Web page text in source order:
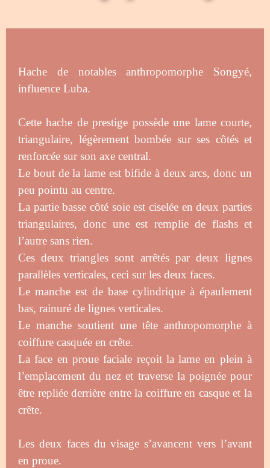
Hache de notables anthropomorphe Songyé,
influence Luba.
Cette hache de prestige possède une lame courte,
triangulaire, légèrement bombée sur ses côtés et
renforcée sur son axe central.
Le bout de la lame est bifide à deux arcs, donc un
peu pointu au centre.
La partie basse côté soie est ciselée en deux parties
triangulaires, donc une est remplie de flashs et
l’autre sans rien.
Ces deux triangles sont arrêtés par deux lignes
parallèles verticales, ceci sur les deux faces.
Le manche est de base cylindrique à épaulement
bas, rainuré de lignes verticales.
Le manche soutient une tête anthropomorphe à
coiffure casquée en crête.
La face en proue faciale reçoit la lame en plein à
l’emplacement du nez et traverse la poignée pour
être repliée derrière entre la coiffure en casque et la
crête.
Les deux faces du visage s’avancent vers l’avant
en proue.